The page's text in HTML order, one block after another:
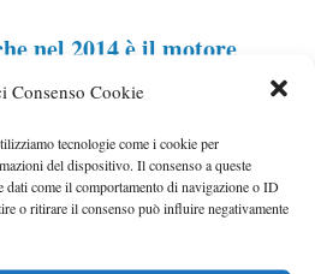
Consenso Cookie
tecnologie come i cookie per
del dispositivo. Il consenso a queste
dati come il comportamento di navigazione o ID
o ritirare il consenso può influire negativamente
For Life, torna il
alla guida rivolto
per la sicurezza alla